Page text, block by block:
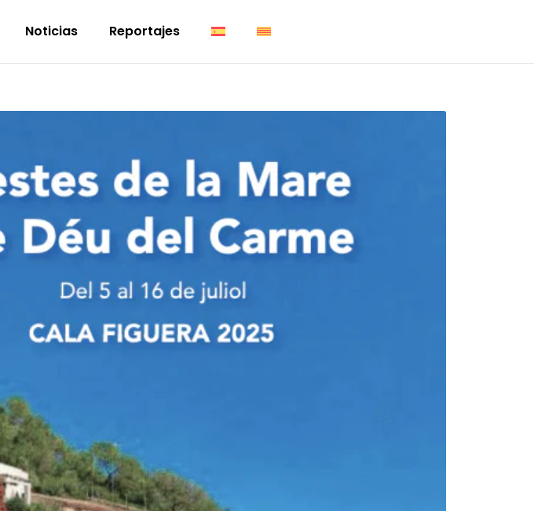
Noticias Reportajes